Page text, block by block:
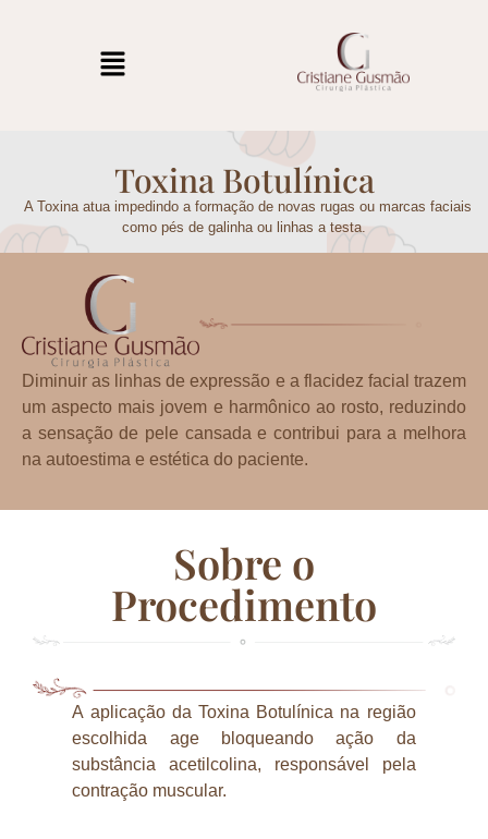
Toxina Botulínica
A Toxina atua impedindo a formação de novas rugas ou marcas faciais
como pés de galinha ou linhas a testa.
Diminuir as linhas de expressão e a flacidez facial trazem
um aspecto mais jovem e harmônico ao rosto, reduzindo
a sensação de pele cansada e contribui para a melhora
na autoestima e estética do paciente.
Sobre o
Procedimento
A aplicação da Toxina Botulínica na região
escolhida age bloqueando ação da
substância acetilcolina, responsável pela
contração muscular.